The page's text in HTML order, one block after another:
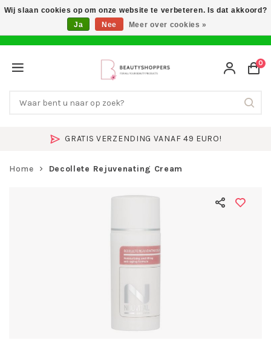
GRATIS VERZENDING VANAF 49 EURO!
0
Home Decollete Rejuvenating Cream
Wij slaan cookies op om onze website te verbeteren. Is dat akkoord?
Ja
Nee Meer over cookies »